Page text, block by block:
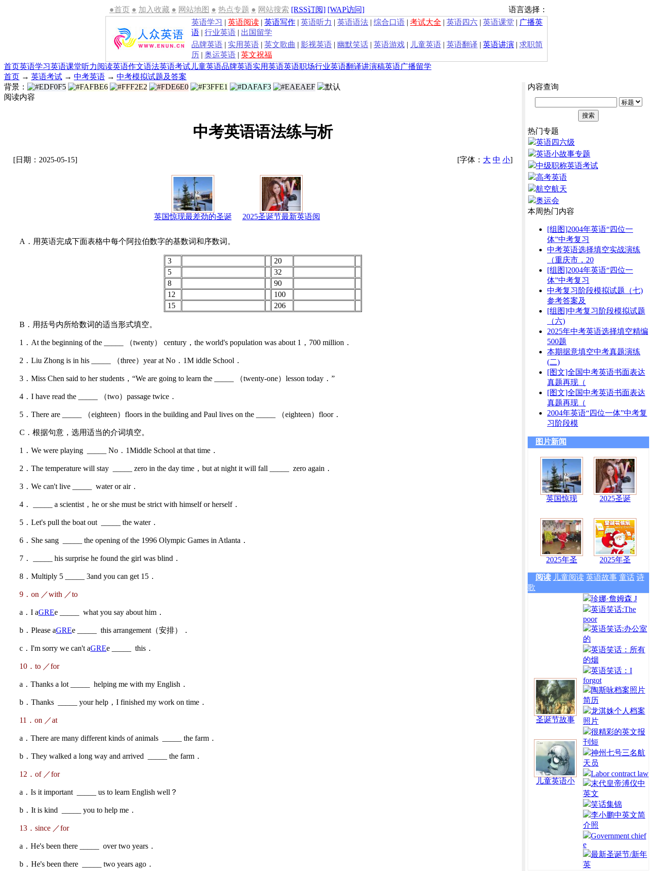
●首页 ● 加入收藏 ● 网站地图 ● 热点专题 ● 网站搜索 [RSS订阅] [WAP访问]
语言选择：
英语学习 | 英语阅读 | 英语写作 | 英语听力 | 英语语法 | 综合口语 | 考试大全 | 英语四六 | 英语课堂 | 广播英
语 | 行业英语 | 出国留学
品牌英语 | 实用英语 | 英文歌曲 | 影视英语 | 幽默笑话 | 英语游戏 | 儿童英语 | 英语翻译 | 英语讲演 | 求职简
历 | 奥运英语 | 英文祝福
首页英语学习英语课堂听力阅读英语作文语法英语考试 儿童英语品牌英语实用英语英语职场行业英语翻译讲演稿英语广播留学
首页 → 英语考试 → 中考英语 → 中考模拟试题及答案
背景：
阅读内容
中考英语语法练与析
[日期：2025-05-15] [字体： 大 中 小]
英国惊现最差劲的圣诞 2025圣诞节最新英语阅
A．用英语完成下面表格中每个阿拉伯数字的基数词和序数词。
3
20
5
32
8
90
12
100
15
206
B．用括号内所给数词的适当形式填空。
1．At the beginning of the _____ （twenty） century，the world's population was about 1，700 million．
2．Liu Zhong is in his _____ （three）year at No．1M iddle School．
3．Miss Chen said to her students，“We are going to learn the _____ （twenty-one）lesson today．”
4．I have read the _____ （two）passage twice．
5．There are _____ （eighteen）floors in the building and Paul lives on the _____ （eighteen）floor．
C．根据句意，选用适当的介词填空。
1．We were playing _____ No．1Middle School at that time．
2．The temperature will stay _____ zero in the day time，but at night it will fall _____ zero again．
3．We can't live _____ water or air．
4． _____ a scientist，he or she must be strict with himself or herself．
5．Let's pull the boat out _____ the water．
6．She sang _____ the opening of the 1996 Olympic Games in Atlanta．
7． _____ his surprise he found the girl was blind．
8．Multiply 5 _____ 3and you can get 15．
9．on ／with ／to
a．I aGREe _____ what you say about him．
b．Please aGREe _____ this arrangement（安排）．
c．I'm sorry we can't aGREe _____ this．
10．to ／for
a．Thanks a lot _____ helping me with my English．
b．Thanks _____ your help，I finished my work on time．
11．on ／at
a．There are many different kinds of animals _____ the farm．
b．They walked a long way and arrived _____ the farm．
12．of ／for
a．Is it important _____ us to learn English well？
b．It is kind _____ you to help me．
13．since ／for
a．He's been there _____ over two years．
b．He's been there _____ two years ago．
内容查询
热门专题
英语四六级
英语小故事专题
中级职称英语考试
高考英语
航空航天
奥运会
本周热门内容
[组图]2004年英语“四位一
体”中考复习
中考英语选择填空实战演练
（重庆市，20
[组图]2004年英语“四位一
体”中考复习
中考复习阶段模拟试题（七)
参考答案及
[组图]中考复习阶段模拟试题
（六)
2025年中考英语选择填空精编
500题
本期据意填空中考真题演练
(二)
[图文]全国中考英语书面表达
真题再现（
[图文]全国中考英语书面表达
真题再现（
2004年英语“四位一体”中考复
习阶段模
图片新闻
英国惊现 2025圣诞
2025年圣 2025年圣
阅读 儿童阅读 英语故事 童话 诗
歌
圣诞节故事
儿童英语小
珍娜·詹姆森 J
英语笑话:The
poor
英语笑话:办公室
的
英语笑话：所有
的烟
英语笑话：I
forgot
陶斯咏档案照片
简历
龙淇姝个人档案
照片
很精彩的英文报
刊短
神州七号三名航
天员
Labor contract law
末代皇帝溥仪中
英文
笑话集锦
李小鹏中英文简
介照
Government chief
e
最新圣诞节/新年
英